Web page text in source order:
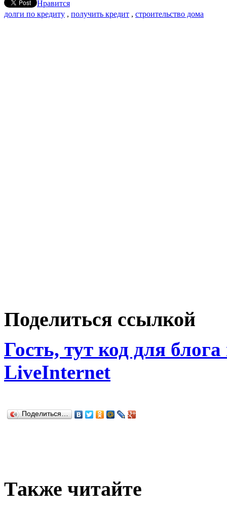
Нравится
долги по кредиту , получить кредит , строительство дома
Поделиться ссылкой
Гость, тут код для
LiveInternet
Поделиться…
Также читайте